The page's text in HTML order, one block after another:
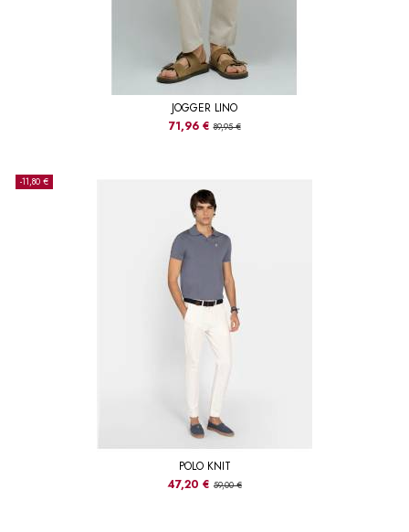
JOGGER LINO
71,96 € 89,95 €
-11,80 €
POLO KNIT
47,20 € 59,00 €